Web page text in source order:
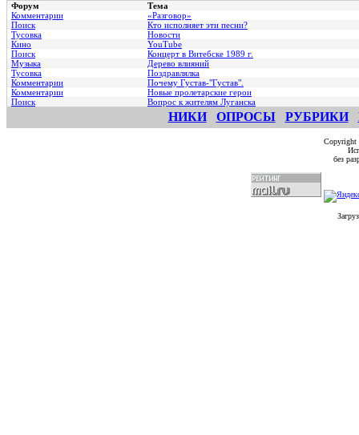
Форум
Тема
Комментарии
«Разговор»
Поиск
Кто исполняет эти песни?
Тусовка
Новости
Кино
YouTube
Поиск
Концерт в Витебске 1989 г.
Музыка
Дерево влияний
Тусовка
Поздравлялка
Комментарии
Почему Густав-"Густав".
Комментарии
Hовые пролетарские герои
Поиск
Вопрос к жителям Луганска
НИКИ ОПРОСЫ РУБРИКИ
без